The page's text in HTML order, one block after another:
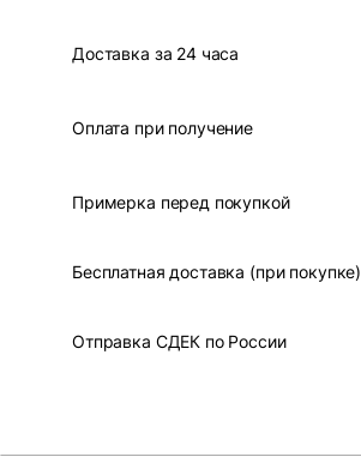
Доставка за 24 часа
Оплата при получение
Примерка перед покупкой
Бесплатная доставка (при покупке)
Отправка СДЕК по России